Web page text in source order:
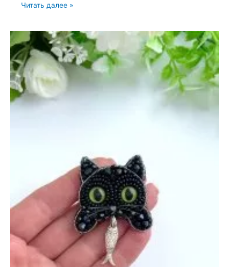
Летняя
24
августа
2022
Читать далее »